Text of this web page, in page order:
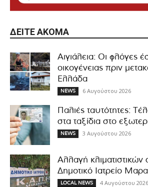
ΔΕΊΤΕ ΑΚΌΜΑ
Αιγιάλεια: Οι φλόγες
οικογένειας πριν
Ελλάδα
NEWS 6 Αυγούστου 2026
Παλιές ταυτότητες:
στα ταξίδια στο
NEWS 3 Αυγούστου 2026
Αλλαγή
Δημοτικό Ιατρείο
LOCAL NEWS 4 Αυγούστου 2026